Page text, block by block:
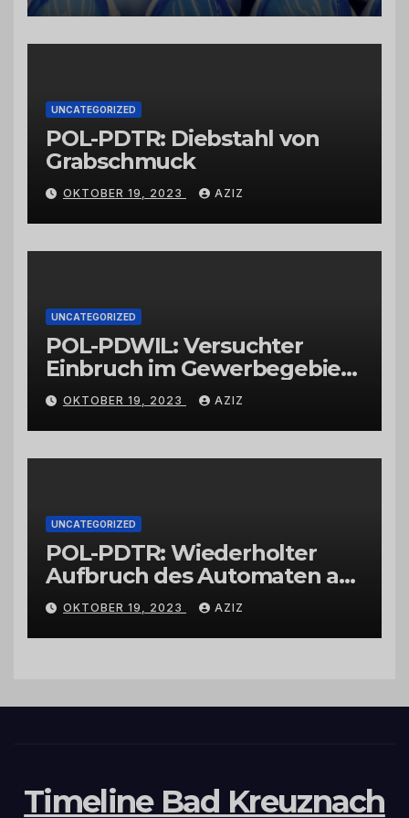
vertrauenswürdigen
Großhändlern und Anbietern
UNCATEGORIZED
POL-PDTR: Diebstahl von
Grabschmuck
OKTOBER 19, 2023 AZIZ
UNCATEGORIZED
POL-PDWIL: Versuchter
Einbruch im Gewerbegebiet
Wittlich
OKTOBER 19, 2023 AZIZ
UNCATEGORIZED
POL-PDTR: Wiederholter
Aufbruch des Automaten am
Wohnmobilstellplatz in
Hermeskeil am Labachweg
OKTOBER 19, 2023 AZIZ
Timeline Bad Kreuznach